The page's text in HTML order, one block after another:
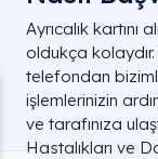
Ayrıcalık
oldukça
telefondan
işlemlerinizin
ve tarafınıza
Hastalıkları ve